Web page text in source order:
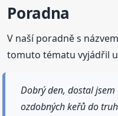
Poradna
V naší poradně s názvem
tomuto tématu vyjádřil
Dobrý den, dostal
ozdobných keřů do